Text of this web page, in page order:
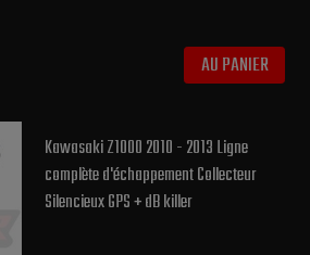
AU PANIER
Kawasaki Z1000 2010 - 2013 Ligne
complète d'échappement Collecteur
Silencieux GPS + dB killer